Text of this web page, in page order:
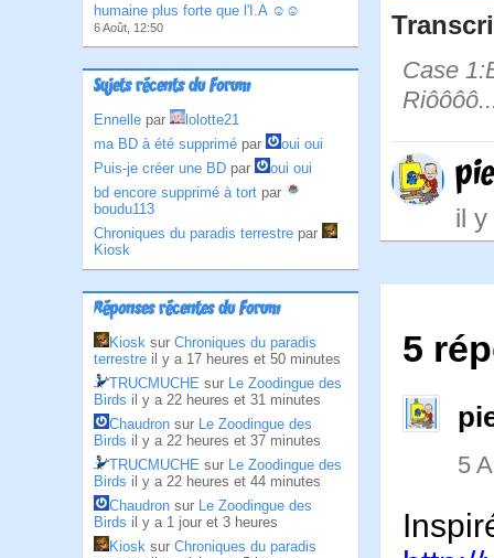
humaine plus forte que l'I.A ☺☺
6 Août, 12:50
Sujets récents du Forum
Ennelle par
lolotte21
ma BD à été supprimé par
oui oui
Puis-je créer une BD par
oui oui
bd encore supprimé à tort par
boudu113
Chroniques du paradis terrestre par
Kiosk
Réponses récentes du Forum
Kiosk sur Chroniques du paradis
terrestre il y a 17 heures et 50 minutes
TRUCMUCHE sur Le Zoodingue des
Birds il y a 22 heures et 31 minutes
Chaudron sur Le Zoodingue des
Birds il y a 22 heures et 37 minutes
TRUCMUCHE sur Le Zoodingue des
Birds il y a 22 heures et 44 minutes
Chaudron sur Le Zoodingue des
Birds il y a 1 jour et 3 heures
Kiosk sur Chroniques du paradis
Case
il y
5
5